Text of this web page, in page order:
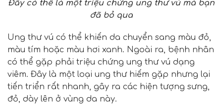
Đây có thể là một triệu chứng ung thư vú mà bạn
đã bỏ qua
Ung thư vú có thể khiến da chuyển sang màu đỏ,
màu tím hoặc màu hơi xanh. Ngoài ra, bệnh nhân
có thể gặp phải triệu chứng ung thư vú dạng
viêm. Đây là một loại ung thư hiếm gặp nhưng lại
tiến triển rất nhanh, gây ra các hiện tượng sưng,
đỏ, dày lên ở vùng da này.